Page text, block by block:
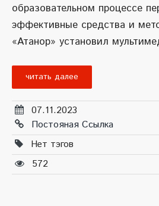
образовательном процессе
эффективные средства и
«Атанор» установил
читать далее
07.11.2023
Постояная Ссылка
Нет тэгов
572